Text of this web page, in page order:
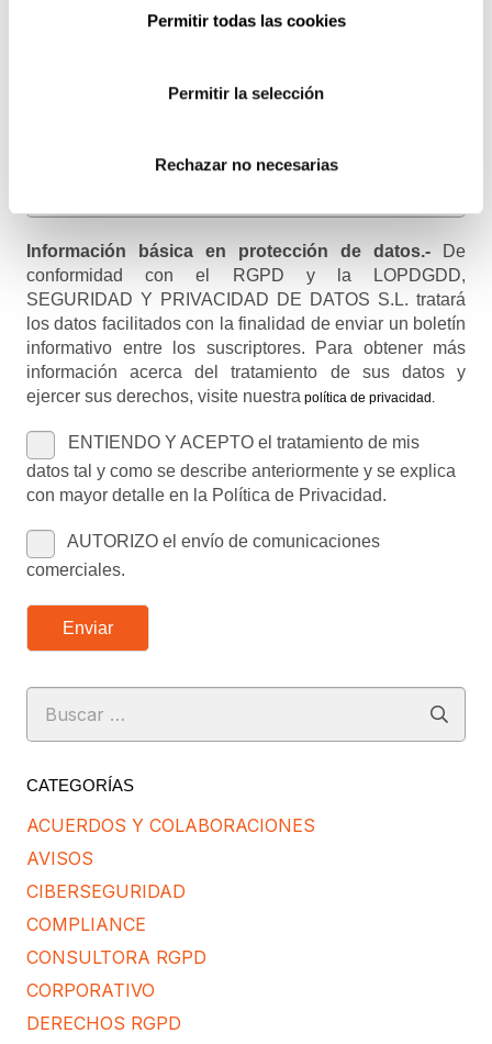
Permitir todas las cookies
Permitir la selección
Rechazar no necesarias
Información básica en protección de datos.- De
conformidad con el RGPD y la LOPDGDD,
SEGURIDAD Y PRIVACIDAD DE DATOS S.L. tratará
los datos facilitados con la finalidad de enviar un boletín
informativo entre los suscriptores. Para obtener más
información acerca del tratamiento de sus datos y
ejercer sus derechos, visite nuestra política de privacidad
ENTIENDO Y ACEPTO el tratamiento de mis
datos tal y como se describe anteriormente y se explica
con mayor detalle en la Política de Privacidad.
AUTORIZO el envío de comunicaciones
comerciales.
Enviar
Buscar:
CATEGORÍAS
ACUERDOS Y COLABORACIONES
AVISOS
CIBERSEGURIDAD
COMPLIANCE
CONSULTORA RGPD
CORPORATIVO
DERECHOS RGPD